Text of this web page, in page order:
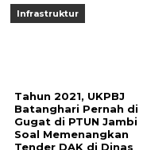
Infrastruktur
Tahun 2021, UKPBJ
Batanghari Pernah di
Gugat di PTUN Jambi
Soal Memenangkan
Tender DAK di Dinas